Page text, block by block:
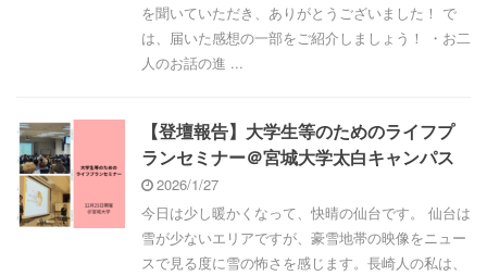
を聞いていただき、ありがとうございました！ で
は、届いた感想の一部をご紹介しましょう！ ・お二
人のお話の進 ...
【登壇報告】大学生等のためのライフプ
ランセミナー＠宮城大学太白キャンパス
2026/1/27
今日は少し暖かくなって、快晴の仙台です。 仙台は
雪が少ないエリアですが、豪雪地帯の映像をニュー
スで見る度に雪の怖さを感じます。長崎人の私は、